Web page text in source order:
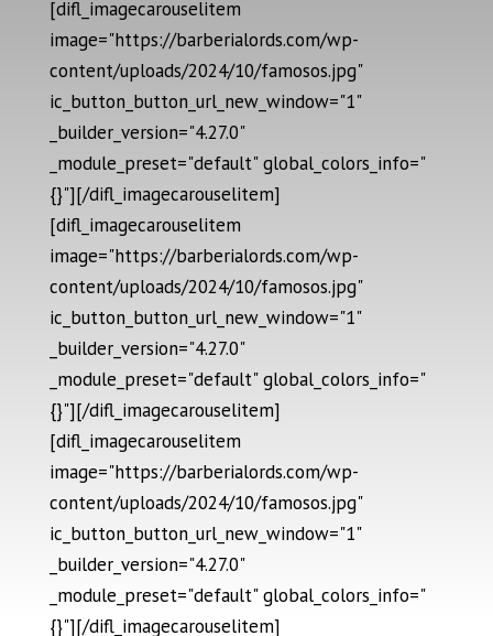
[difl_imagecarouselitem
image="https://barberialords.com/wp-
content/uploads/2024/10/famosos.jpg"
ic_button_button_url_new_window="1"
_builder_version="4.27.0"
_module_preset="default" global_colors_info="
{}"][/difl_imagecarouselitem]
[difl_imagecarouselitem
image="https://barberialords.com/wp-
content/uploads/2024/10/famosos.jpg"
ic_button_button_url_new_window="1"
_builder_version="4.27.0"
_module_preset="default" global_colors_info="
{}"][/difl_imagecarouselitem]
[difl_imagecarouselitem
image="https://barberialords.com/wp-
content/uploads/2024/10/famosos.jpg"
ic_button_button_url_new_window="1"
_builder_version="4.27.0"
_module_preset="default" global_colors_info="
{}"][/difl_imagecarouselitem]